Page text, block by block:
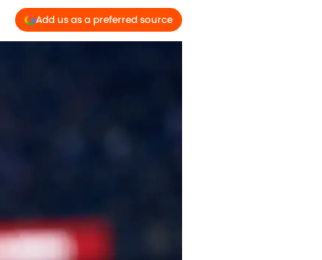
Add us as a preferred source